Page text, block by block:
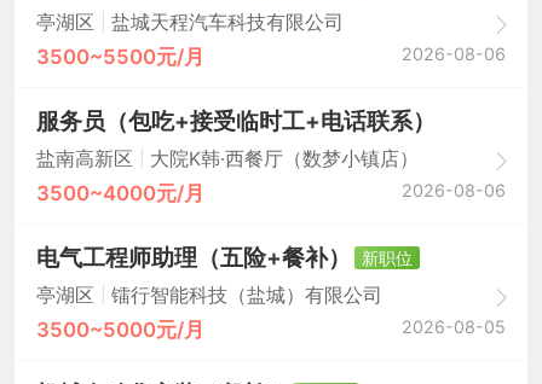
亭湖区
盐城天程汽车科技有限公司
3500~5500元/月 2026-08-06
服务员（包吃+接受临时工+电话联系）
盐南高新区 大院K韩·西餐厅（数梦小镇店）
3500~4000元/月 2026-08-06
电气工程师助理（五险+餐补）
新职位
亭湖区
镭行智能科技（盐城）有限公司
3500~5000元/月 2026-08-05